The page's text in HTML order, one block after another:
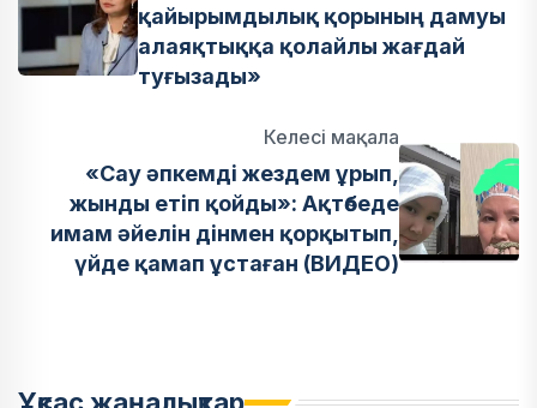
қайырымдылық қорының дамуы
алаяқтыққа қолайлы жағдай
туғызады»
Келесі мақала
«Сау әпкемді жездем ұрып,
жынды етіп қойды»: Ақтөбеде
имам әйелін дінмен қорқытып,
үйде қамап ұстаған (ВИДЕО)